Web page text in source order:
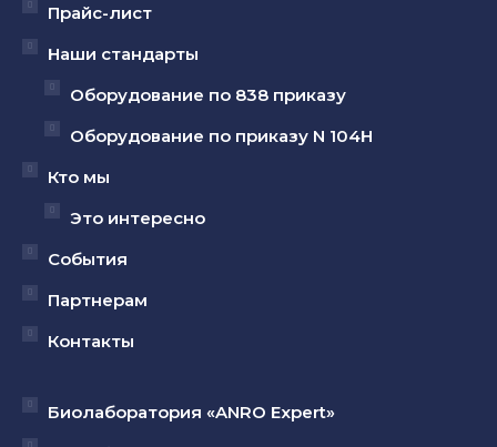
новом
окне
новом
окне
новом
окне
Прайс-лист
Наши стандарты
Оборудование по 838 приказу
Оборудование по приказу N 104Н
Кто мы
Это интересно
События
Партнерам
Контакты
Биолаборатория «ANRO Expert»